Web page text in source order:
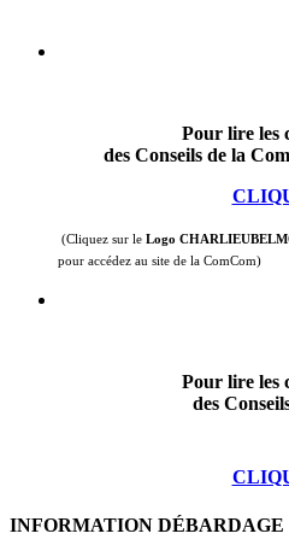
Pour lire les
des Conseils de la
(Cliquez sur le Logo
pour accédez au site de la ComCom)
Pour lire les
des
INFORMATION DÉBARDAGE